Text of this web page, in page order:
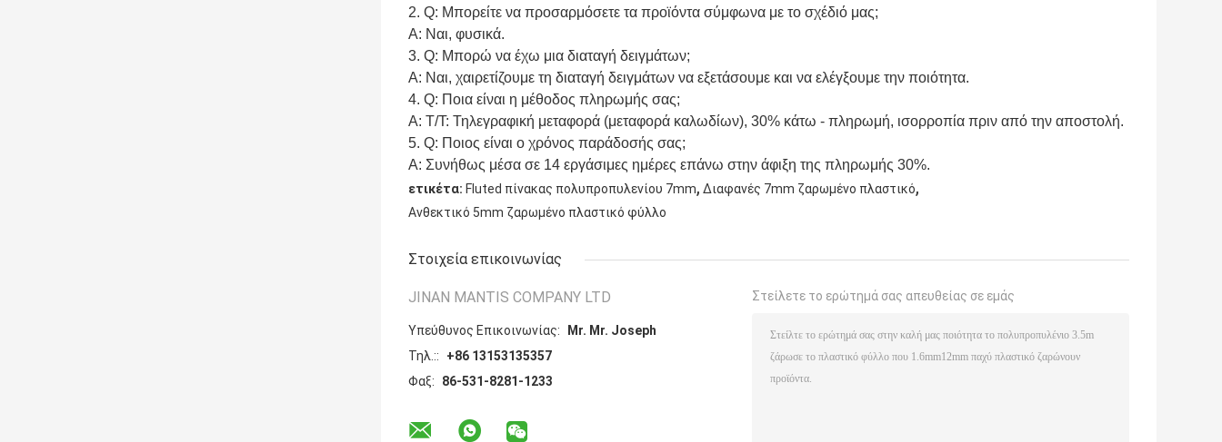
2. Q: Μπορείτε να προσαρμόσετε τα προϊόντα σύμφωνα με το σχέδιό μας;
Α: Ναι, φυσικά.
3. Q: Μπορώ να έχω μια διαταγή δειγμάτων;
Α: Ναι, χαιρετίζουμε τη διαταγή δειγμάτων να εξετάσουμε και να ελέγξουμε την ποιότητα.
4. Q: Ποια είναι η μέθοδος πληρωμής σας;
Α: T/T: Τηλεγραφική μεταφορά (μεταφορά καλωδίων), 30% κάτω - πληρωμή, ισορροπία πριν από την αποστολή.
5. Q: Ποιος είναι ο χρόνος παράδοσής σας;
Α: Συνήθως μέσα σε 14 εργάσιμες ημέρες επάνω στην άφιξη της πληρωμής 30%.
ετικέτα: Fluted πίνακας πολυπροπυλενίου 7mm, Διαφανές 7mm ζαρωμένο πλαστικό,
Ανθεκτικό 5mm ζαρωμένο πλαστικό φύλλο
Στοιχεία επικοινωνίας
JINAN MANTIS COMPANY LTD
Υπεύθυνος Επικοινωνίας:
Mr. Mr. Joseph
Τηλ.::
+86 13153135357
Φαξ:
86-531-8281-1233
Στείλετε το ερώτημά σας απευθείας σε εμάς